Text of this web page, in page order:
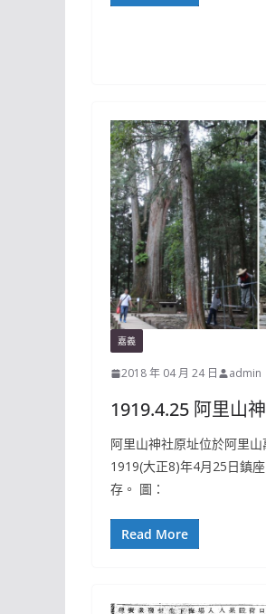
嘉義
2018 年 04 月 24 日 admin
1919.4.25 阿里山
阿里山神社原址位於阿里山
1919(大正8)年4月25日鎮
存。 圖：
Read More